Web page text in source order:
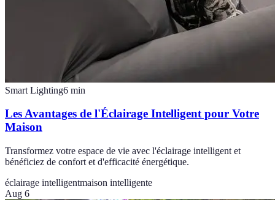
Smart Lighting6 min
Les Avantages de l'Éclairage Intelligent pour Votre
Maison
Transformez votre espace de vie avec l'éclairage intelligent et
bénéficiez de confort et d'efficacité énergétique.
éclairage intelligentmaison intelligente
Aug 6